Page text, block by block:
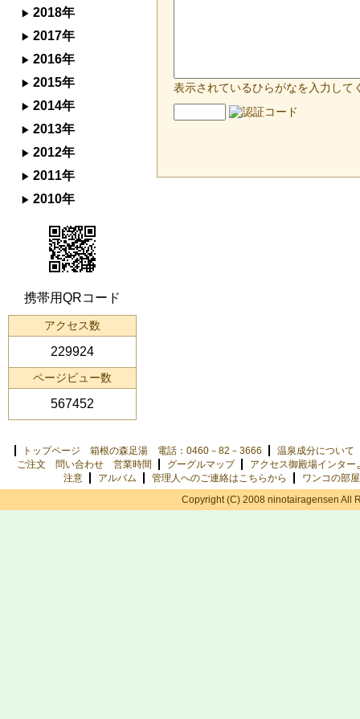
表示されているひらがなを入力して
2018年
2017年
2016年
2015年
2014年
2013年
2012年
2011年
2010年
携帯用QRコード
アクセス数
229924
ページビュー数
567452
トップページ 箱根の森足湯 電話：0460－82－3666
温泉成分について
ご注文 問い合わせ 営業時間
グーグルマップ
アクセス御殿場インター
注意
アルバム 管理人へのご連絡はこちらから
ワンコの部屋
Copyright (C) 2008 ninotairagensen All